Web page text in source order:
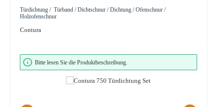
Türdichtung / Türband / Dichtschnur / Dichtung / Ofenschnur /
Holzofenschnur
Contura
Bildergalerie überspringen
Bitte lesen Sie die Produktbeschreibung.